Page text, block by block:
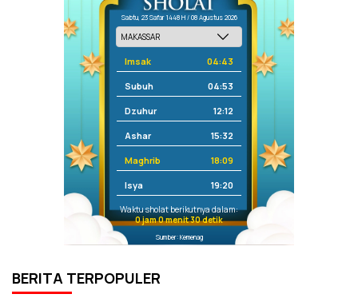
Sabtu, 23 Safar 1448 H / 08 Agustus 2026
Imsak 04:43
Subuh 04:53
Dzuhur 12:12
Ashar 15:32
Maghrib 18:09
Isya 19:20
Waktu sholat berikutnya dalam:
0 jam 0 menit 30 detik
Sumber: Kemenag
BERITA TERPOPULER